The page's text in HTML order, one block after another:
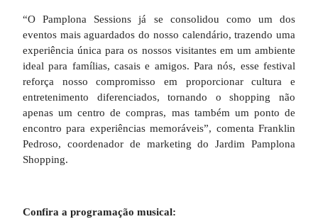
“O Pamplona Sessions já se consolidou como um dos
eventos mais aguardados do nosso calendário, trazendo uma
experiência única para os nossos visitantes em um ambiente
ideal para famílias, casais e amigos. Para nós, esse festival
reforça nosso compromisso em proporcionar cultura e
entretenimento diferenciados, tornando o shopping não
apenas um centro de compras, mas também um ponto de
encontro para experiências memoráveis”, comenta Franklin
Pedroso, coordenador de marketing do Jardim Pamplona
Shopping.
Confira a programação musical: